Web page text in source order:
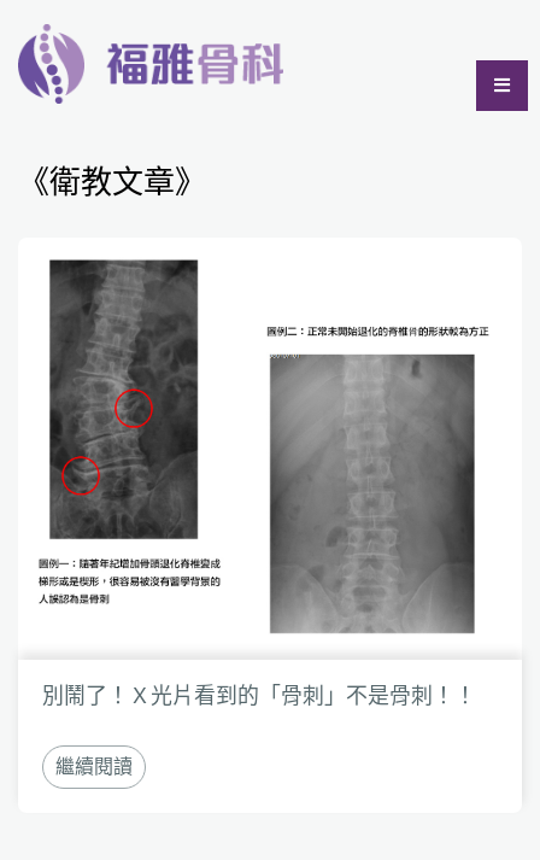
《衛教文章》
別鬧了！Ｘ光片看到的「骨刺」不是骨刺！！
繼續閱讀